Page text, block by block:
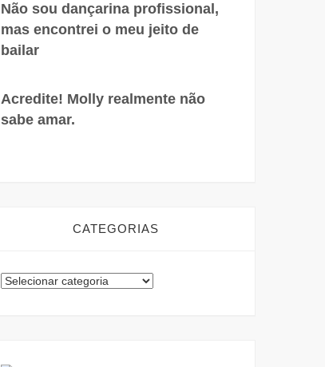
Não sou dançarina profissional,
mas encontrei o meu jeito de
bailar
Acredite! Molly realmente não
sabe amar.
CATEGORIAS
Categorias